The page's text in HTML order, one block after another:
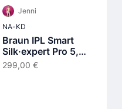
Jenni
NA-KD
Braun IPL Smart
Silk·expert Pro 5,
Laser Hair Removal
at Home PL5210
299,00 €